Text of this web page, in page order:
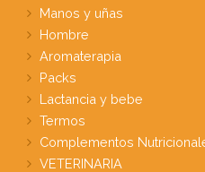
Manos y uñas
Hombre
Aromaterapia
Packs
Lactancia y bebe
Termos
Complementos
VETERINARIA